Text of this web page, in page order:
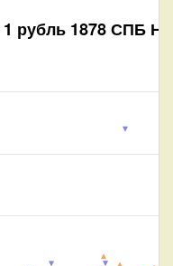
1 рубль 1878 СПБ